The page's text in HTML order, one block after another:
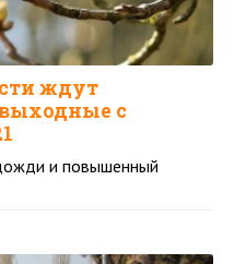
ждут
с
и повышенный